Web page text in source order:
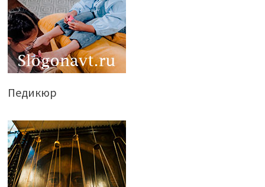
Педикюр